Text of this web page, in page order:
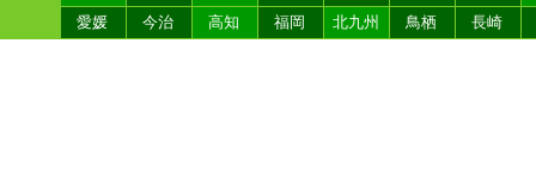
愛媛
今治 高知 福岡 北九州 鳥栖 長崎